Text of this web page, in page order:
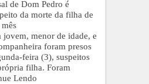
de Dom Pedro é
da morte da filha de
jovem, menor de idade, e
foram presos
feira (3), suspeitos
filha. Foram
Lendo